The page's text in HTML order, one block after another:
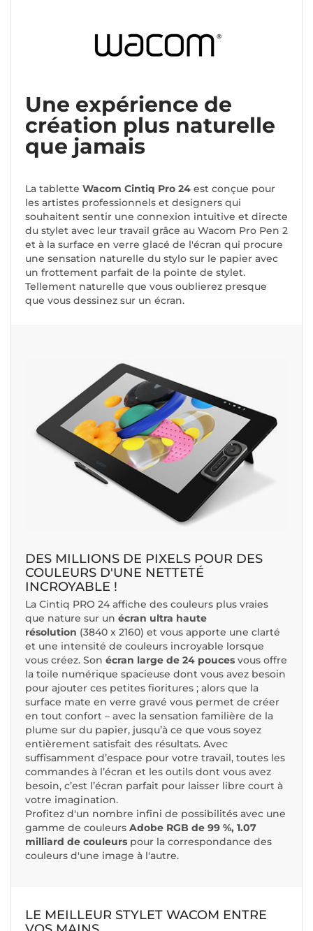
Une expérience de
création plus naturelle
que jamais
La tablette Wacom Cintiq Pro 24 est conçue pour
les artistes professionnels et designers qui
souhaitent sentir une connexion intuitive et directe
du stylet avec leur travail grâce au Wacom Pro Pen 2
et à la surface en verre glacé de l'écran qui procure
une sensation naturelle du stylo sur le papier avec
un frottement parfait de la pointe de stylet.
Tellement naturelle que vous oublierez presque
que vous dessinez sur un écran.
DES MILLIONS DE PIXELS POUR DES
COULEURS D'UNE NETTETÉ
INCROYABLE !
La Cintiq PRO 24 affiche des couleurs plus vraies
que nature sur un écran ultra haute
résolution (3840 x 2160) et vous apporte une clarté
et une intensité de couleurs incroyable lorsque
vous créez. Son écran large de 24 pouces vous offre
la toile numérique spacieuse dont vous avez besoin
pour ajouter ces petites fioritures ; alors que la
surface mate en verre gravé vous permet de créer
en tout confort – avec la sensation familière de la
plume sur du papier, jusqu’à ce que vous soyez
entièrement satisfait des résultats. Avec
suffisamment d’espace pour votre travail, toutes les
commandes à l’écran et les outils dont vous avez
besoin, c’est l’écran parfait pour laisser libre court à
votre imagination.
Profitez d'un nombre infini de possibilités avec une
gamme de couleurs Adobe RGB de 99 %, 1.07
milliard de couleurs pour la correspondance des
couleurs d'une image à l'autre.
LE MEILLEUR STYLET WACOM ENTRE